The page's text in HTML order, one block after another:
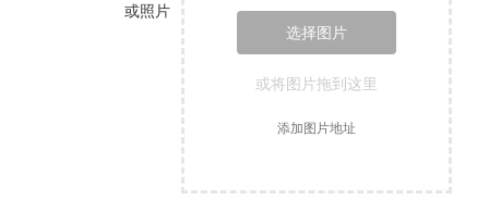
或照片
选择图片
或将图片拖到这里
添加图片地址